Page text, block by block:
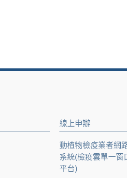
線上申辦
動植物檢疫業者網
系統(檢疫雲單一窗
平台)